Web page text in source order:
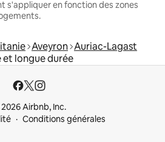
s'appliquer en fonction des zones
Aveyron Auriac-Lagast
et longue durée
Airbnb, Inc.
Conditions générales